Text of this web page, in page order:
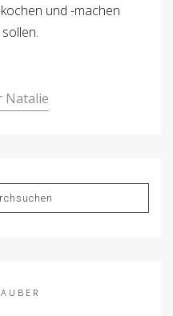
und -machen
Natalie